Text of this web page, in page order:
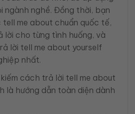
ngành nghề. Đồng thời, bạn
tell me about chuẩn quốc tế,
lời cho từng tình huống, và
lời tell me about yourself
nhất.
cách trả lời tell me about
là hướng dẫn toàn diện dành